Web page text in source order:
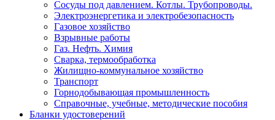
Сосуды под давлением. Котлы. Трубопроводы.
Электроэнергетика и электробезопасность
Газовое хозяйство
Взрывные работы
Газ. Нефть. Химия
Сварка, термообработка
Жилищно-коммунальное хозяйство
Транспорт
Горнодобывающая промышленность
Справочные, учебные, методические пособия
Бланки удостоверений